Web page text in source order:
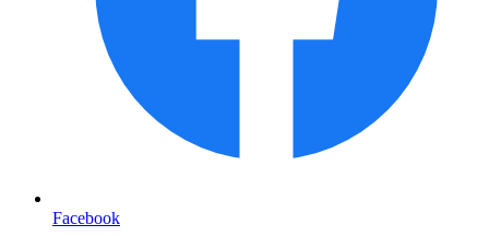
Facebook